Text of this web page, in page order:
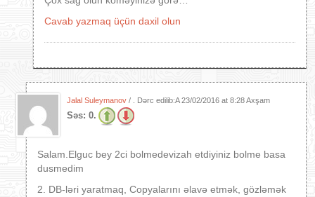
Cavab yazmaq üçün daxil olun
Jalal Suleymanov / . Dərc edilib:A23/02/2016 at 8:28 Axşam
Səs: 0.
Salam.Elguc bey 2ci bolmedevizah etdiyiniz bolme basa
dusmedim
2. DB-ləri yaratmaq, Copyalarını əlavə etmək, gözləmək